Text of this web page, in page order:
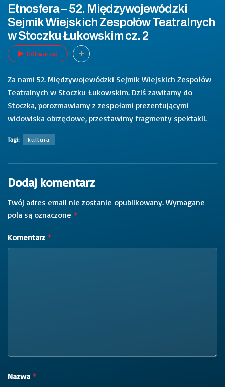
Etnosfera – 52. Międzywojewódzki
Sejmik Wiejskich Zespołów Teatralnych
w Stoczku Łukowskim cz. 2
Odtwarzaj
Za nami 52. Międzywojewódzki Sejmik Wiejskich Zespołów
Teatralnych w Stoczku Łukowskim. Dziś zawitamy do
Stoczka, porozmawiamy z zespołami prezentującymi
widowiska obrzędowe, przestawimy fragmenty spektakli.
Tagi: kultura
Dodaj komentarz
Twój adres email nie zostanie opublikowany. Wymagane
pola są oznaczone *
Komentarz *
Nazwa *